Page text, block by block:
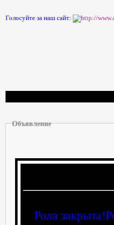
Голосуйте за наш сайт:
Объявление
Рола